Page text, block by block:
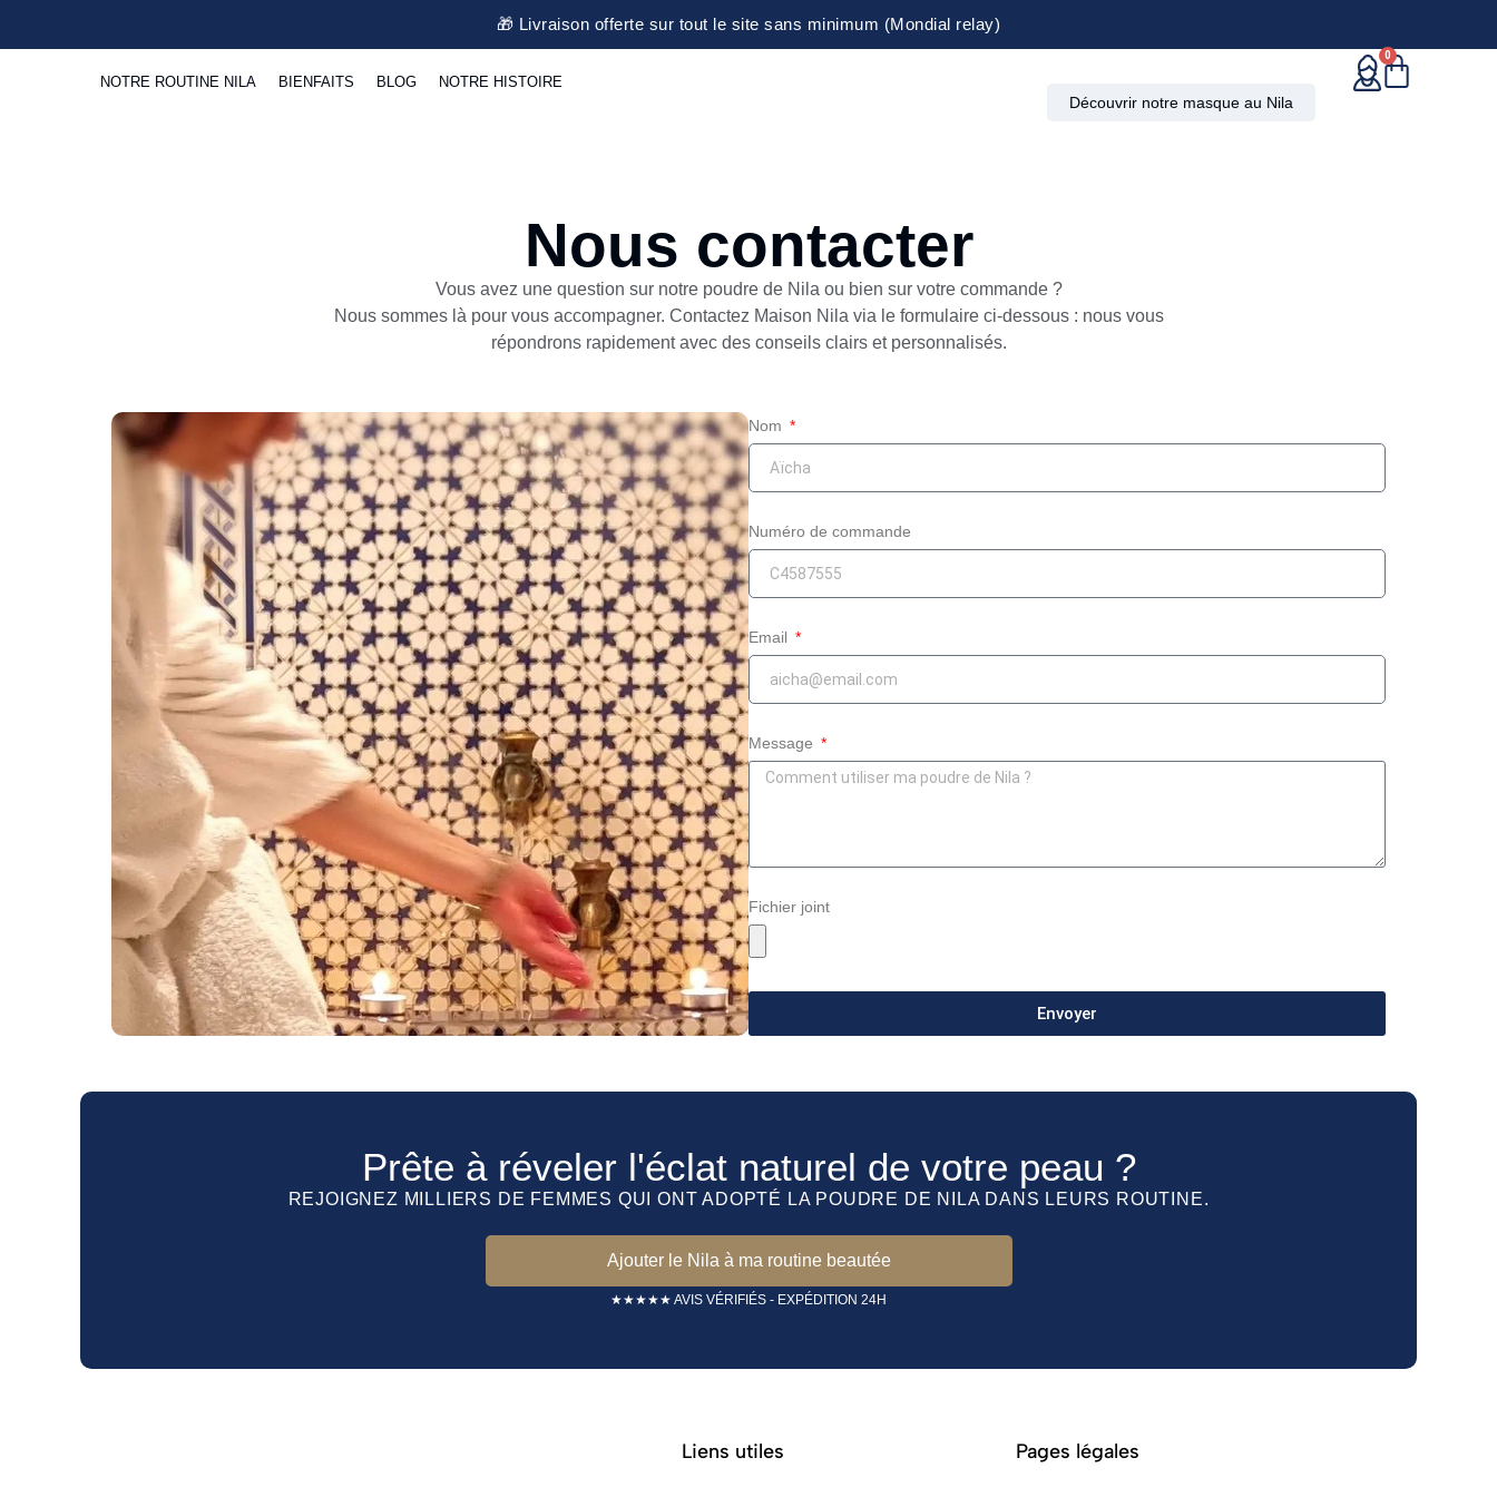
🎁 Livraison offerte sur tout le site sans minimum (Mondial relay)
NOTRE ROUTINE NILA BIENFAITS BLOG NOTRE HISTOIRE
Découvrir notre masque au Nila
0
Nous contacter
Vous avez une question sur notre poudre de Nila ou bien sur votre commande ?
Nous sommes là pour vous accompagner. Contactez Maison Nila via le formulaire ci-dessous : nous vous
répondrons rapidement avec des conseils clairs et personnalisés.
Nom
Numéro de commande
Email
Message
Fichier joint
Envoyer
Prête à réveler l'éclat naturel de votre peau ?
REJOIGNEZ MILLIERS DE FEMMES QUI ONT ADOPTÉ LA POUDRE DE NILA DANS LEURS ROUTINE.
Ajouter le Nila à ma routine beautée
★★★★★ AVIS VÉRIFIÉS - EXPÉDITION 24H
Liens utiles Pages légales